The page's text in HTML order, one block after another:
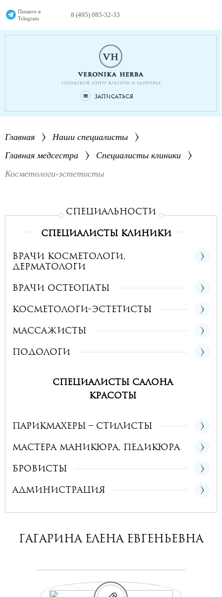
Пишите в
Telegram
8 (495) 085-32-33
Записаться
Главная
Наши специалисты
Главная медсестра
Специалисты клиники
Косметологи-эстетисты
СПЕциальности
Специалисты клиники
Врачи косметологи,
дерматологи
Врачи остеопаты
Косметологи-эстетисты
Массажисты
Подологи
Специалисты салона
красоты
Парикмахеры – стилисты
Мастера маникюра, педикюра
Бровисты
Администрация
Гагарина Елена Евгеньевна